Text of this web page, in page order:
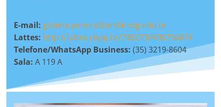
E-mail: gislene.pereira@unifal-mg.edu.br
Lattes: http://lattes.cnpq.br/7382730436756874
Telefone/WhatsApp Business: (35) 3219-8604
Sala: A 119 A